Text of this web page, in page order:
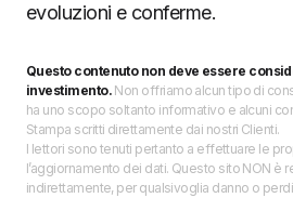
evoluzioni e conferme.
Questo contenuto non deve essere
investimento.Non offriamo alcun tipo di
ha uno scopo soltanto informativo e alcuni
Stampa scritti direttamente dai nostri Clienti.
I lettori sono tenuti pertanto a effettuare le
l’aggiornamento dei dati. Questo sito NON è
indirettamente, per qualsivoglia danno o